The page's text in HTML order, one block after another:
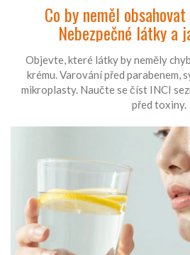
Co by neměl
Nebezpečné látky a
Objevte, které látky by neměly
krému. Varování před parabenem,
mikroplasty. Naučte se číst INCI
před toxiny.